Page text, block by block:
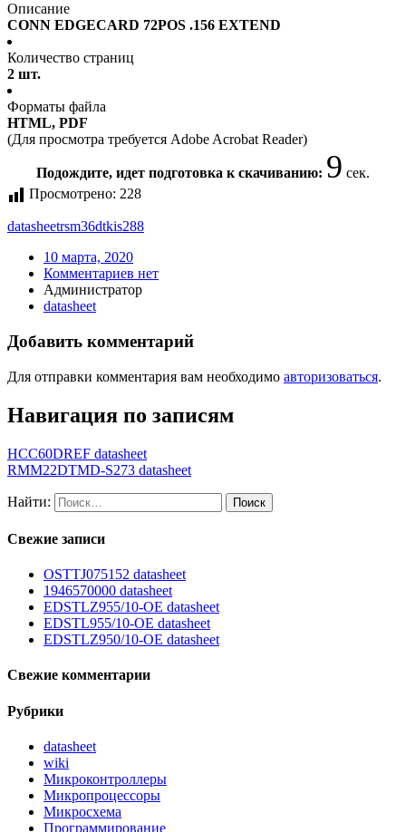
Описание
CONN EDGECARD 72POS .156 EXTEND
Количество страниц
2 шт.
Форматы файла
HTML, PDF
(Для просмотра требуется Adobe Acrobat Reader)
Подождите, идет подготовка к скачиванию: 9 сек.
Просмотрено: 228
datasheetrsm36dtkis288
10 марта, 2020
Комментариев нет
Администратор
datasheet
Добавить комментарий
Для отправки комментария вам необходимо авторизоваться.
Навигация по записям
HCC60DREF datasheet
RMM22DTMD-S273 datasheet
Найти:
Свежие записи
OSTTJ075152 datasheet
1946570000 datasheet
EDSTLZ955/10-OE datasheet
EDSTL955/10-OE datasheet
EDSTLZ950/10-OE datasheet
Свежие комментарии
Рубрики
datasheet
wiki
Микроконтроллеры
Микропроцессоры
Микросхема
Программирование